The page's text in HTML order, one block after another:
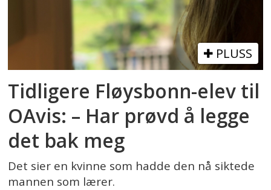
PLUSS
Tidligere Fløysbonn-elev til
OAvis: – Har prøvd å legge
det bak meg
Det sier en kvinne som hadde den nå siktede
mannen som lærer.